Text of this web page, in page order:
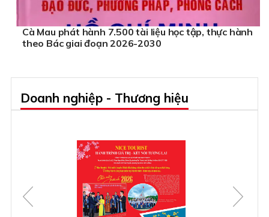
Cà Mau phát hành 7.500 tài liệu học tập, thực hành
theo Bác giai đoạn 2026-2030
Doanh nghiệp - Thương hiệu